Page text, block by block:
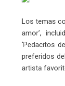
Los temas
amor’,
‘Pedacitos
preferidos
artista